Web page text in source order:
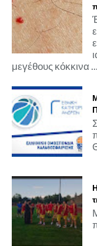
μεγέθους κόκκινα ...